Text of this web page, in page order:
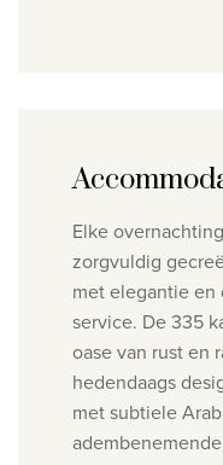
Elke
zorgvuldig
met elegantie en
service. De 335
oase van rust en
hedendaags
met subtiele